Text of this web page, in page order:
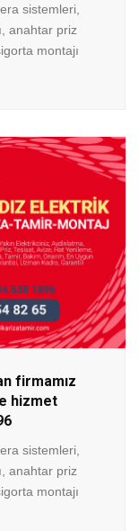
sistemleri,
anahtar priz
montajı
firmamız
hizmet
sistemleri,
anahtar priz
montajı